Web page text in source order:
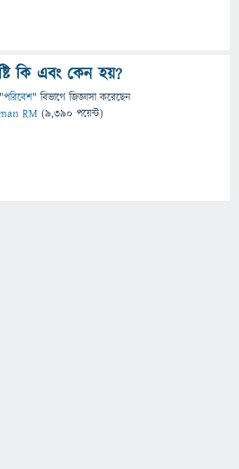
কি এবং কেন হয়?
"পরিবেশ" বিভাগে জিজ্ঞাসাকরেছেন
RM (9,390 পয়েন্ট)